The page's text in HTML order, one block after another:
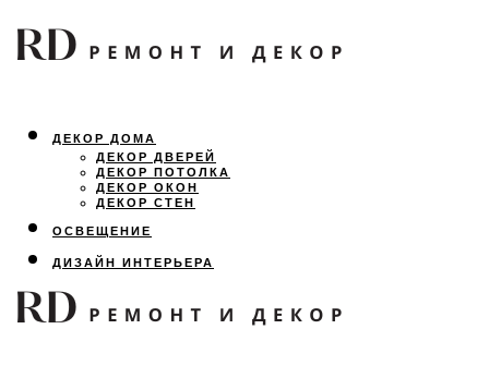
ДЕКОР ДОМА
ДЕКОР ДВЕРЕЙ
ДЕКОР ПОТОЛКА
ДЕКОР ОКОН
ДЕКОР СТЕН
ОСВЕЩЕНИЕ
ДИЗАЙН ИНТЕРЬЕРА
ЛАНДШАФТНЫЙ ДИЗАЙН
ВСЕ ПРО РЕМОНТ